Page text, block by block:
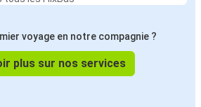
voyage en notre compagnie ?
plus sur nos services